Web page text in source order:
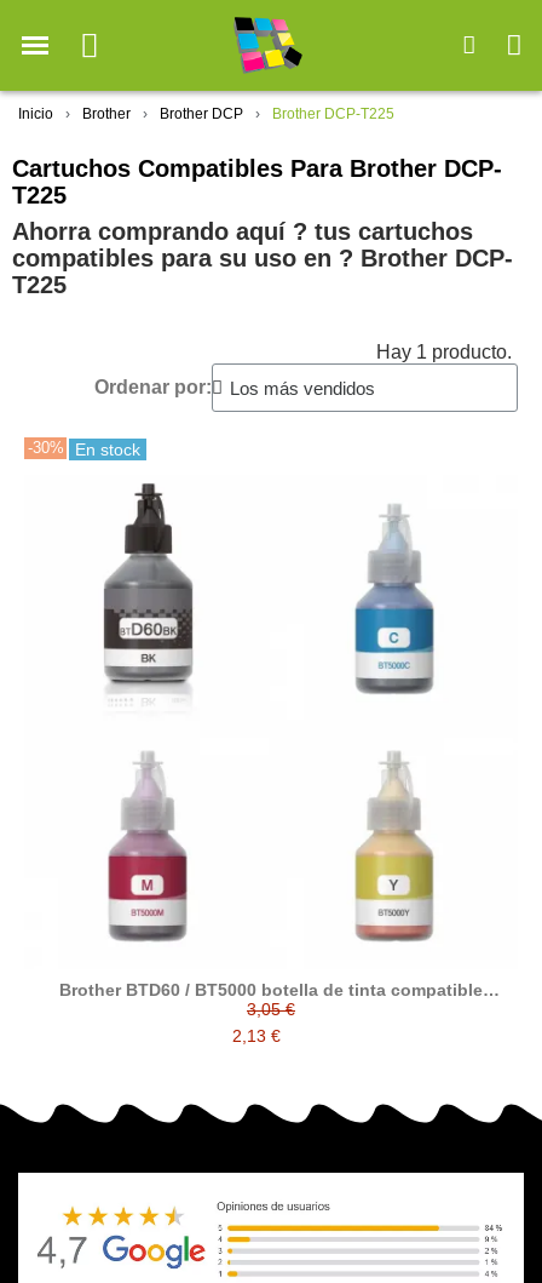
Inicio Brother Brother DCP Brother DCP-T225
Cartuchos Compatibles Para Brother DCP-
T225
Ahorra comprando aquí ? tus cartuchos
compatibles para su uso en ?️ Brother DCP-
T225
Hay 1 producto.
Ordenar por:
-30% En stock
Brother BTD60 / BT5000 botella de tinta compatible
(BT60BK, BT5000C, BT5000M, BT5000Y)
3,05 €
2,13 €